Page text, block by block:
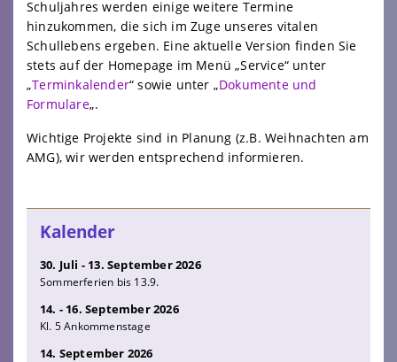
Schuljahres werden einige weitere Termine
hinzukommen, die sich im Zuge unseres vitalen
Schullebens ergeben. Eine aktuelle Version finden Sie
stets auf der Homepage im Menü „Service“ unter
„Terminkalender“ sowie unter „Dokumente und
Formulare„.
Wichtige Projekte sind in Planung (z.B. Weihnachten am
AMG), wir werden entsprechend informieren.
Kalender
30. Juli - 13. September 2026
Sommerferien bis 13.9.
14. - 16. September 2026
Kl. 5 Ankommenstage
14. September 2026